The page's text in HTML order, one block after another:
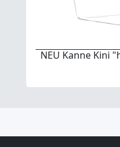
NEU Kanne Kini